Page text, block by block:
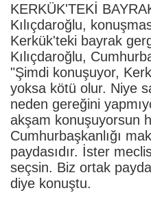
KERKÜK'TEKİ
Kılıçdaroğlu,
Kerkük'teki bayrak
Kılıçdaroğlu,
"Şimdi konuşuyor,
yoksa kötü olur. Niye
neden gereğini
akşam konuşuyorsun
Cumhurbaşkanlığı
paydasıdır. İster
seçsin. Biz ortak
diye konuştu.